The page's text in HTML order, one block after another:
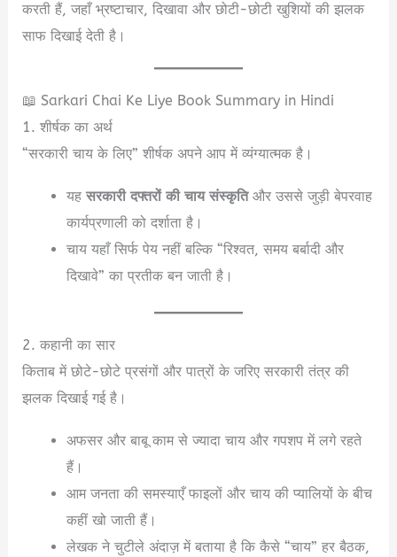
करती हैं, जहाँ भ्रष्टाचार, दिखावा और छोटी-छोटी खुशियों की झलक
साफ दिखाई देती है।
📖 Sarkari Chai Ke Liye Book Summary in Hindi
1. शीर्षक का अर्थ
“सरकारी चाय के लिए” शीर्षक अपने आप में व्यंग्यात्मक है।
यह सरकारी दफ्तरों की चाय संस्कृतिऔर उससे जुड़ी बेपरवाह
कार्यप्रणाली को दर्शाता है।
चाय यहाँ सिर्फ पेय नहीं बल्कि “रिश्वत, समय बर्बादी और
दिखावे” का प्रतीक बन जाती है।
2. कहानी का सार
किताब में छोटे-छोटे प्रसंगों और पात्रों के जरिए सरकारी तंत्र की
झलक दिखाई गई है।
अफसर और बाबू काम से ज्यादा चाय और गपशप में लगे रहते
हैं।
आम जनता की समस्याएँ फाइलों और चाय की प्यालियों के बीच
कहीं खो जाती हैं।
लेखक ने चुटीले अंदाज़ में बताया है कि कैसे “चाय” हर बैठक,